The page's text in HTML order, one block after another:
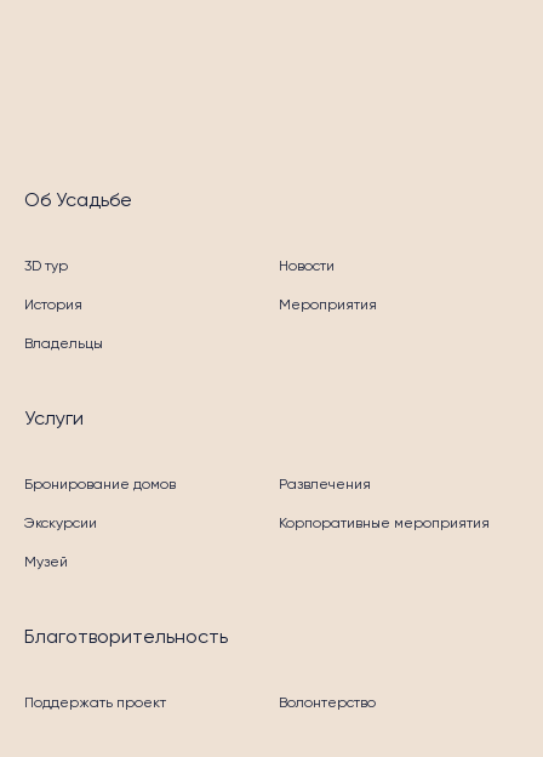
Об Усадьбе
3D тур
История
Владельцы
Новости
Мероприятия
Услуги
Бронирование домов
Экскурсии
Музей
Развлечения
Корпоративные мероприятия
Благотворительность
Поддержать проект Волонтерство